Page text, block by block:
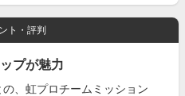
ト・評判
プが魅力
、虹プロチームミッション